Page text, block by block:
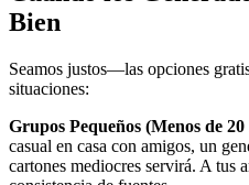
Bien
Seamos justos—las opciones
situaciones:
Grupos Pequeños (Menos de 20
casual en casa con amigos, un
cartones mediocres servirá. A tus